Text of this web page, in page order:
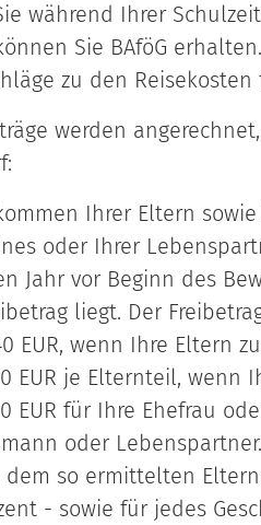
während Ihrer
Sie BAföG
zu den
werden
Ihrer Eltern
oder Ihrer
Jahr vor Beginn des
liegt. Der
EUR, wenn Ihre Eltern
EUR je Elternteil,
EUR für Ihre Ehefrau
oder Lebenspartner.
dem so ermittelten
- sowie für jedes